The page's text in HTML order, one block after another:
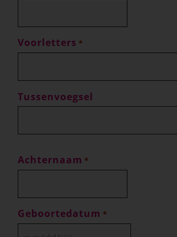
Voorletters *
Tussenvoegsel
Achternaam *
Geboortedatum *